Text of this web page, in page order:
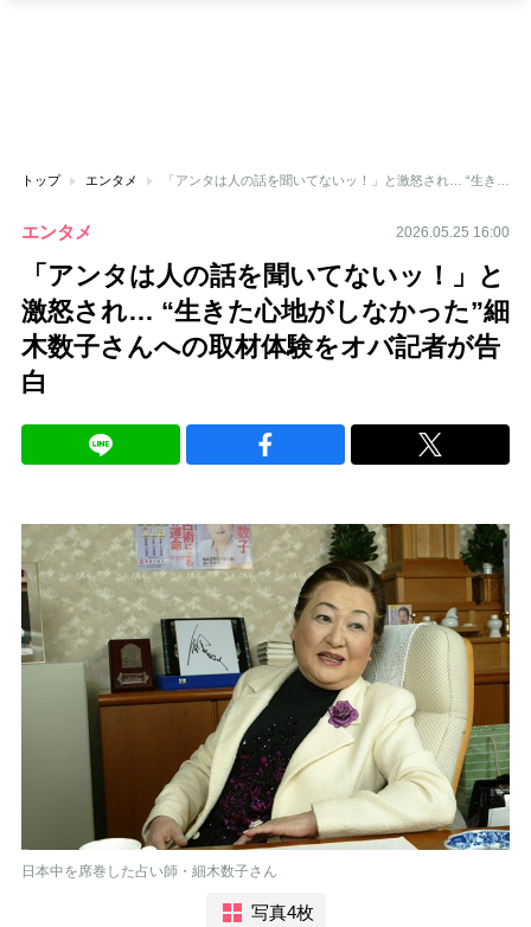
トップ エンタメ
エンタメ 2026.05.25 16:00
「アンタは人の話を聞いてないッ！」と
激怒され… “生きた心地がしなかった”細
木数子さんへの取材体験をオバ記者が告
白
日本中を席巻した占い師・細木数子さん
写真4枚